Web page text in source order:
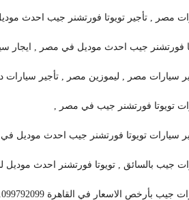
مصر , تأجير تويوتا فورتشنر جيب احدث
فورتشنر جيب احدث موديل في مصر , ايجار سيارات 4×4
سيارات مصر , ليموزين مصر , تأجير
تويوتا فورتشنر جيب في مصر ,
سيارات تويوتا فورتشنر جيب احدث موديل في
جيب بالسائق , تويوتا فورتشنر احدث موديل
جيب بأرخص الاسعار في القاهرة 01099792099